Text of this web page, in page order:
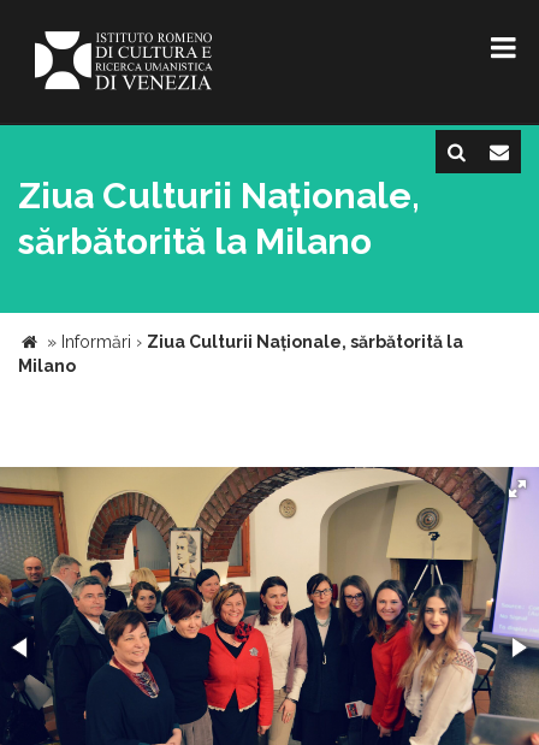
Ziua Culturii Naționale,
sărbătorită la Milano
» Informări › Ziua Culturii Naționale, sărbătorită la
Milano